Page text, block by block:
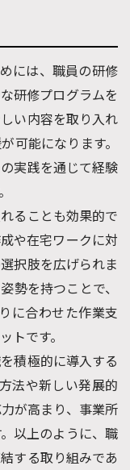
には、職員の研修
研修プログラムを
い内容を取り入れ
可能になります。
実践を通じて経験
ることも効果的で
や在宅ワークに対
択肢を広げられま
勢を持つことで、
に合わせた作業支
トです。
積極的に導入する
法や新しい発展的
が高まり、事業所
以上のように、職
する取り組みであ